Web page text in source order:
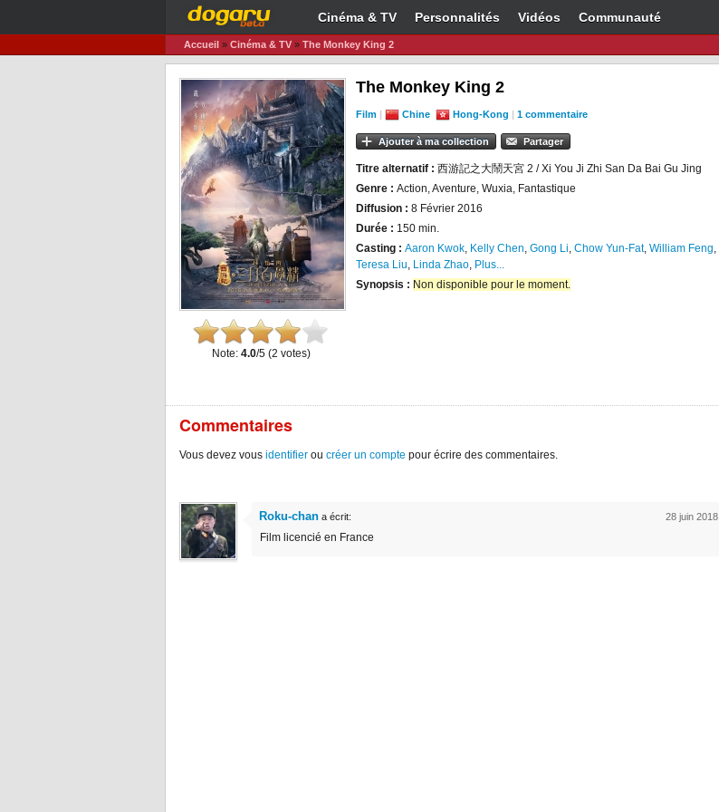
Cinéma & TV Personnalités Vidéos Communauté
Accueil » Cinéma & TV » The Monkey King 2
Note: 4.0/5 (2 votes)
The Monkey King 2
Film | Chine Hong-Kong | 1 commentaire
Ajouter à ma collection Partager
Titre alternatif : 西游記之大鬧天宮 2 / Xi You Ji Zhi San Da Bai Gu Jing
Genre : Action, Aventure, Wuxia, Fantastique
Diffusion : 8 Février 2016
Durée : 150 min.
Casting : Aaron Kwok, Kelly Chen, Gong Li, Chow Yun-Fat, William Feng,
Teresa Liu, Linda Zhao, Plus...
Synopsis : Non disponible pour le moment.
Commentaires
Vous devez vous identifier ou créer un compte pour écrire des commentaires.
Roku-chan a écrit: 28 juin 2018
Film licencié en France